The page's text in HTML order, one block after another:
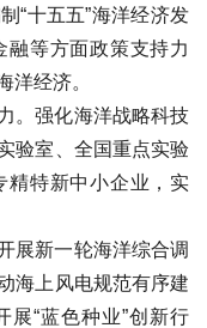
“十五五”海洋经济发
融等方面政策支持力
洋经济。
。强化海洋战略科技
验室、全国重点实验
精特新中小企业，实
展新一轮海洋综合调
海上风电规范有序建
展“蓝色种业”创新行